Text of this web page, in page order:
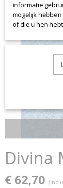
Divina
€ 62,70
informatie
mogelijk
of die u hen